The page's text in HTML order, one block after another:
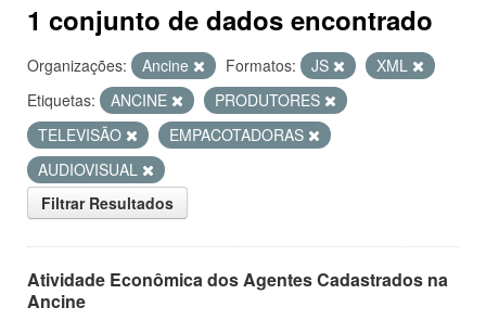
1 conjunto de dados encontrado
Organizações: Ancine Formatos: JS
XML
Etiquetas:
ANCINE
PRODUTORES
TELEVISÃO
EMPACOTADORAS
AUDIOVISUAL
Filtrar Resultados
Atividade Econômica dos Agentes Cadastrados na
Ancine